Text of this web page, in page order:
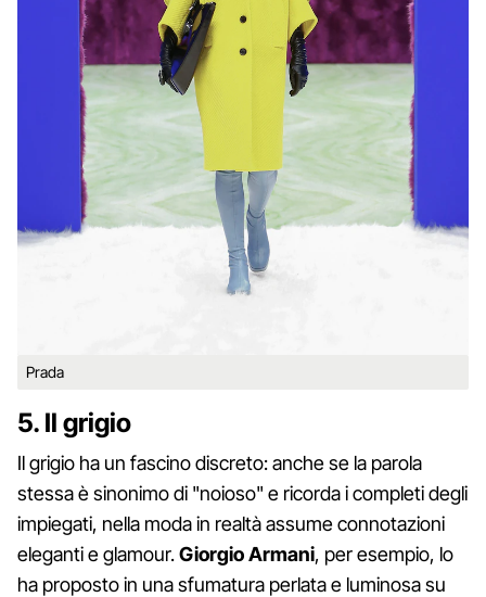
Prada
5. Il grigio
Il grigio ha un fascino discreto: anche se la parola
stessa è sinonimo di "noioso" e ricorda i completi degli
impiegati, nella moda in realtà assume connotazioni
eleganti e glamour.Giorgio Armani, per esempio, lo
ha proposto in una sfumatura perlata e luminosa su